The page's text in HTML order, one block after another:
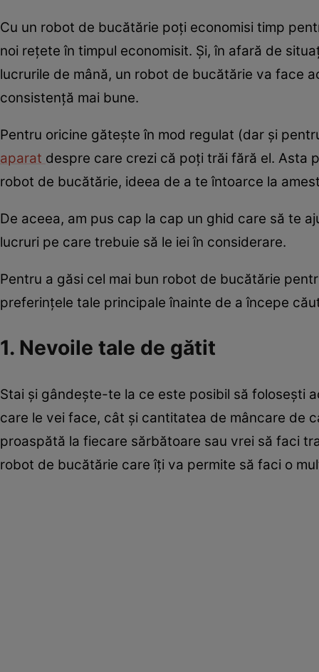
Cu un robot de bucătărie poţi economisi timp
noi reţete în timpul economisit. Şi, în afară de
lucrurile de mână, un robot de bucătărie va face
consistenţă mai bune.
Pentru oricine găteşte în mod regulat (dar şi
aparat despre care crezi că poţi trăi fără el. Asta
robot de bucătărie, ideea de a te întoarce la
De aceea, am pus cap la cap un ghid care să te
lucruri pe care trebuie să le iei în considerare.
Pentru a găsi cel mai bun robot de bucătărie
preferinţele tale principale înainte de a începe
1. Nevoile tale de gătit
Stai şi gândeşte-te la ce este posibil să foloseşti
care le vei face, cât şi cantitatea de mâncare de
proaspătă la fiecare sărbătoare sau vrei să faci
robot de bucătărie care îţi va permite să faci o